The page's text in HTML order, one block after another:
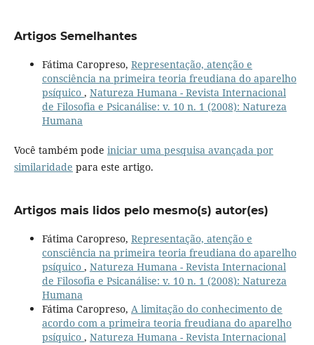
Artigos Semelhantes
Fátima Caropreso, Representação, atenção e
consciência na primeira teoria freudiana do aparelho
psíquico , Natureza Humana - Revista Internacional
de Filosofia e Psicanálise: v. 10 n. 1 (2008): Natureza
Humana
Você também pode iniciar uma pesquisa avançada por
similaridade para este artigo.
Artigos mais lidos pelo mesmo(s) autor(es)
Fátima Caropreso, Representação, atenção e
consciência na primeira teoria freudiana do aparelho
psíquico , Natureza Humana - Revista Internacional
de Filosofia e Psicanálise: v. 10 n. 1 (2008): Natureza
Humana
Fátima Caropreso, A limitação do conhecimento de
acordo com a primeira teoria freudiana do aparelho
psíquico , Natureza Humana - Revista Internacional